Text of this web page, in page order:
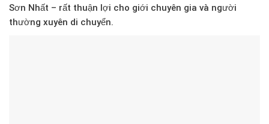
Sơn Nhất – rất thuận lợi cho giới chuyên gia và người
thường xuyên di chuyển.